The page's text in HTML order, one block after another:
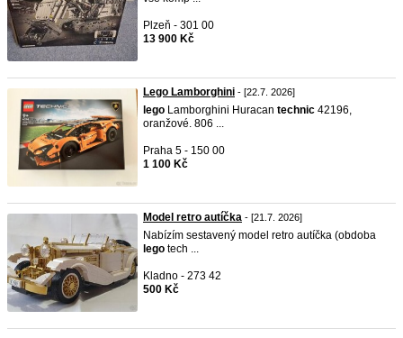
Plzeň - 301 00
13 900 Kč
Lego Lamborghini - [22.7. 2026]
lego Lamborghini Huracan technic 42196,
oranžové. 806 ...
Praha 5 - 150 00
1 100 Kč
Model retro autíčka - [21.7. 2026]
Nabízím sestavený model retro autíčka (obdoba
lego tech ...
Kladno - 273 42
500 Kč